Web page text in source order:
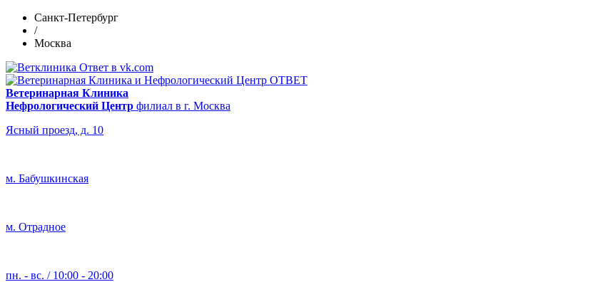
Санкт-Петербург
/
Москва
Ветеринарная Клиника
Нефрологический Центр филиал в г. Москва
Ясный проезд, д. 10
м. Бабушкинская
м. Отрадное
пн. - вс. / 10:00 - 20:00